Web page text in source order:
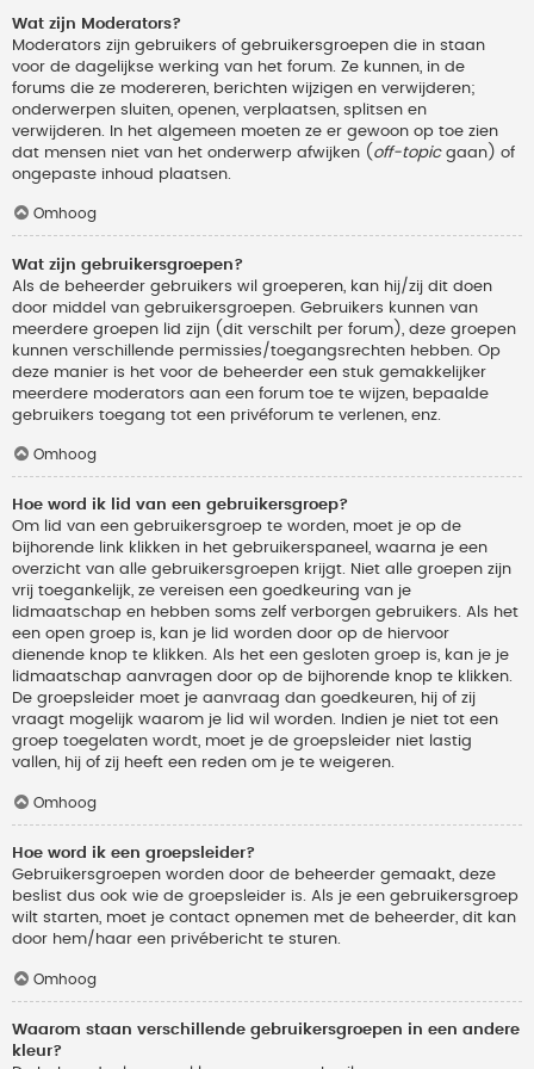
Wat zijn Moderators?
Moderators zijn gebruikers of gebruikersgroepen die in staan
voor de dagelijkse werking van het forum. Ze kunnen, in de
forums die ze modereren, berichten wijzigen en verwijderen;
onderwerpen sluiten, openen, verplaatsen, splitsen en
verwijderen. In het algemeen moeten ze er gewoon op toe zien
dat mensen niet van het onderwerp afwijken ( off-topicgaan) of
ongepaste inhoud plaatsen.
Omhoog
Wat zijn gebruikersgroepen?
Als de beheerder gebruikers wil groeperen, kan hij/zij dit doen
door middel van gebruikersgroepen. Gebruikers kunnen van
meerdere groepen lid zijn (dit verschilt per forum), deze groepen
kunnen verschillende permissies/toegangsrechten hebben. Op
deze manier is het voor de beheerder een stuk gemakkelijker
meerdere moderators aan een forum toe te wijzen, bepaalde
gebruikers toegang tot een privéforum te verlenen, enz.
Omhoog
Hoe word ik lid van een gebruikersgroep?
Om lid van een gebruikersgroep te worden, moet je op de
bijhorende link klikken in het gebruikerspaneel, waarna je een
overzicht van alle gebruikersgroepen krijgt. Niet alle groepen zijn
vrij toegankelijk, ze vereisen een goedkeuring van je
lidmaatschap en hebben soms zelf verborgen gebruikers. Als het
een open groep is, kan je lid worden door op de hiervoor
dienende knop te klikken. Als het een gesloten groep is, kan je je
lidmaatschap aanvragen door op de bijhorende knop te klikken.
De groepsleider moet je aanvraag dan goedkeuren, hij of zij
vraagt mogelijk waarom je lid wil worden. Indien je niet tot een
groep toegelaten wordt, moet je de groepsleider niet lastig
vallen, hij of zij heeft een reden om je te weigeren.
Omhoog
Hoe word ik een groepsleider?
Gebruikersgroepen worden door de beheerder gemaakt, deze
beslist dus ook wie de groepsleider is. Als je een gebruikersgroep
wilt starten, moet je contact opnemen met de beheerder, dit kan
door hem/haar een privébericht te sturen.
Omhoog
Waarom staan verschillende gebruikersgroepen in een andere
kleur?